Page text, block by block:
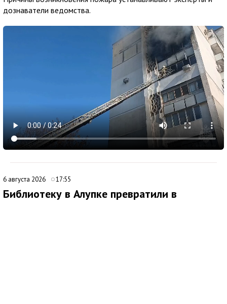
дознаватели ведомства.
6 августа 2026 17:55
Библиотеку в Алупке превратили в